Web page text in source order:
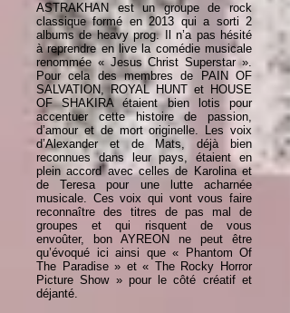
ASTRAKHAN est un groupe de rock
classique formé en 2013 qui a sorti 2
albums de heavy prog. Il n’a pas hésité
à reprendre en live la comédie musicale
renommée « Jesus Christ Superstar ».
Pour cela des membres de PAIN OF
SALVATION, ROYAL HUNT et HOUSE
OF SHAKIRA étaient bien lotis pour
accentuer cette histoire de passion,
d’amour et de mort originelle. Les voix
d’Alexander et de Mats, déjà bien
reconnues dans leur pays, étaient en
plein accord avec celles de Karolina et
de Teresa pour une lutte acharnée
musicale. Ces voix qui vont vous faire
reconnaître des titres de pas mal de
groupes et qui risquent de vous
envoûter, bon AYREON ne peut être
qu’évoqué ici ainsi que « Phantom Of
The Paradise » et « The Rocky Horror
Picture Show » pour le côté créatif et
déjanté.